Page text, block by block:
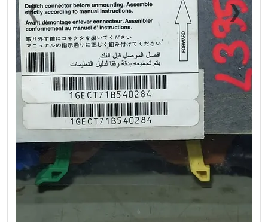
❮Previous ❯
Next